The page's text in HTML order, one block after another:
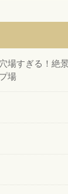
場すぎる！絶
場